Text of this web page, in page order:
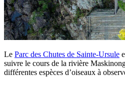
Le Parc des Chutes de Sainte-Ursule
suivre le cours de la rivière
différentes espèces d’oiseaux à